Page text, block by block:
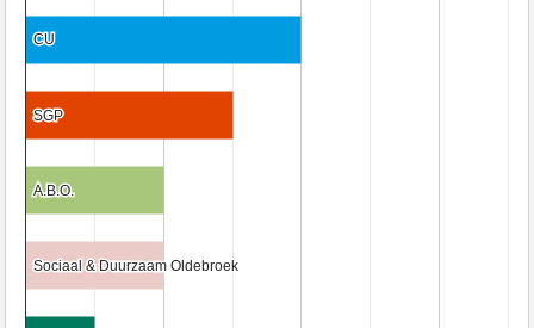
CU
CU
SGP
SGP
A.B.O.
A.B.O.
Sociaal & Duurzaam Oldebroek
Sociaal & Duurzaam Oldebroek